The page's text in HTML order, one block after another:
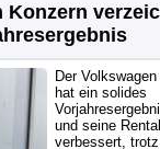
Konzern
Der
hat ein solides
und seine
verbessert, trotz